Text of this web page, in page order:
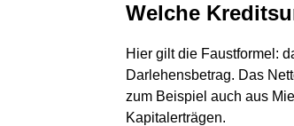
Welche
Hier gilt die Faustformel:
Darlehensbetrag. Das
zum Beispiel auch aus
Kapitalerträgen.